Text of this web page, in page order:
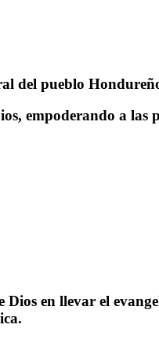
del pueblo
empoderando a las
en llevar el